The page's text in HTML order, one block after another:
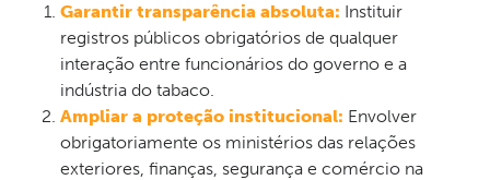
Garantir transparência absoluta: Instituir
registros públicos obrigatórios de qualquer
interação entre funcionários do governo e a
indústria do tabaco.
Ampliar a proteção institucional: Envolver
obrigatoriamente os ministérios das relações
exteriores, finanças, segurança e comércio na